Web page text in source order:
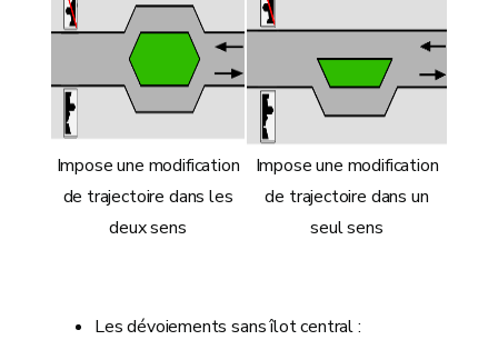
Impose une modification
de trajectoire dans les
deux sens
Impose une modification
de trajectoire dans un
seul sens
Les dévoiements sans îlot central :